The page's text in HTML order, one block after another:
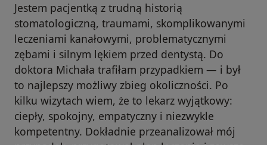
Jestem pacjentką z trudną historią
stomatologiczną, traumami, skomplikowanymi
leczeniami kanałowymi, problematycznymi
zębami i silnym lękiem przed dentystą. Do
doktora Michała trafiłam przypadkiem — i był
to najlepszy możliwy zbieg okoliczności. Po
kilku wizytach wiem, że to lekarz wyjątkowy:
ciepły, spokojny, empatyczny i niezwykle
kompetentny. Dokładnie przeanalizował mój